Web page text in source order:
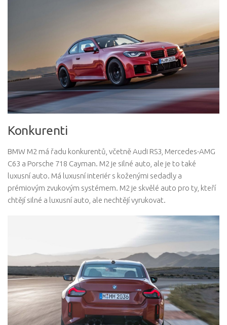
Konkurenti
BMW M2 má řadu konkurentů, včetně Audi RS3, Mercedes-AMG
C63 a Porsche 718 Cayman. M2 je silné auto, ale je to také
luxusní auto. Má luxusní interiér s koženými sedadly a
prémiovým zvukovým systémem. M2 je skvělé auto pro ty, kteří
chtějí silné a luxusní auto, ale nechtějí vyrukovat.